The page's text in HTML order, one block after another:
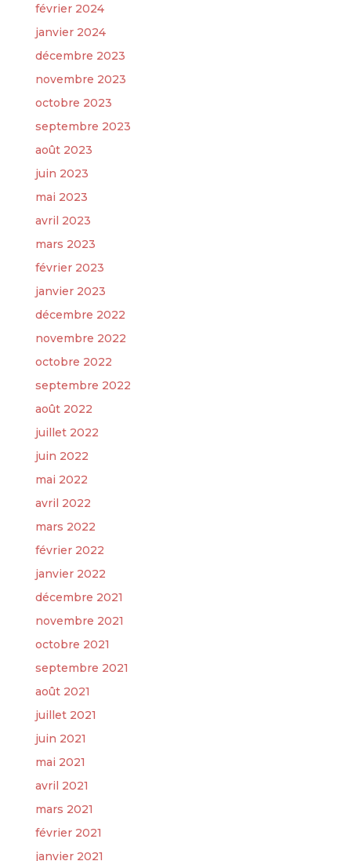
février 2024
janvier 2024
décembre 2023
novembre 2023
octobre 2023
septembre 2023
août 2023
juin 2023
mai 2023
avril 2023
mars 2023
février 2023
janvier 2023
décembre 2022
novembre 2022
octobre 2022
septembre 2022
août 2022
juillet 2022
juin 2022
mai 2022
avril 2022
mars 2022
février 2022
janvier 2022
décembre 2021
novembre 2021
octobre 2021
septembre 2021
août 2021
juillet 2021
juin 2021
mai 2021
avril 2021
mars 2021
février 2021
janvier 2021